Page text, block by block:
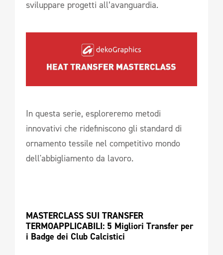
sviluppare progetti all’avanguardia.
In questa serie, esploreremo metodi
innovativi che ridefiniscono gli standard di
ornamento tessile nel competitivo mondo
dell'abbigliamento da lavoro.
MASTERCLASS SUI TRANSFER
TERMOAPPLICABILI: 5 Migliori Transfer per
i Badge dei Club Calcistici